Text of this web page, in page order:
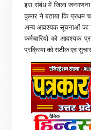
इस संबंध में जिला जनगणना
कुमार ने बताया कि प्रथम
अन्य आवश्यक सूचनाओं का
कर्मचारियों को आवश्यक
प्रक्रिया को सटीक एवं